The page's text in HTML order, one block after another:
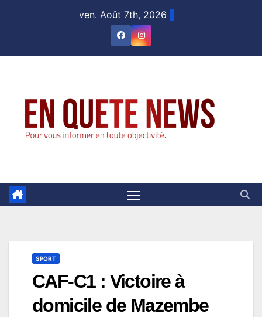
ven. Août 7th, 2026
SPORT
CAF-C1 : Victoire à
domicile de Mazembe